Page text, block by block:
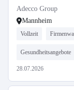
Adecco Group
Mannheim
Vollzeit
Gesundheitsangebote
28.07.2026